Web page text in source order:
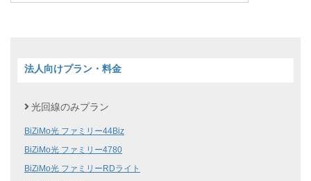
法人向けプラン・料金
光回線のみプラン
BiZiMo光 ファミリー44Biz
BiZiMo光 ファミリー4780
BiZiMo光 ファミリーRDライト